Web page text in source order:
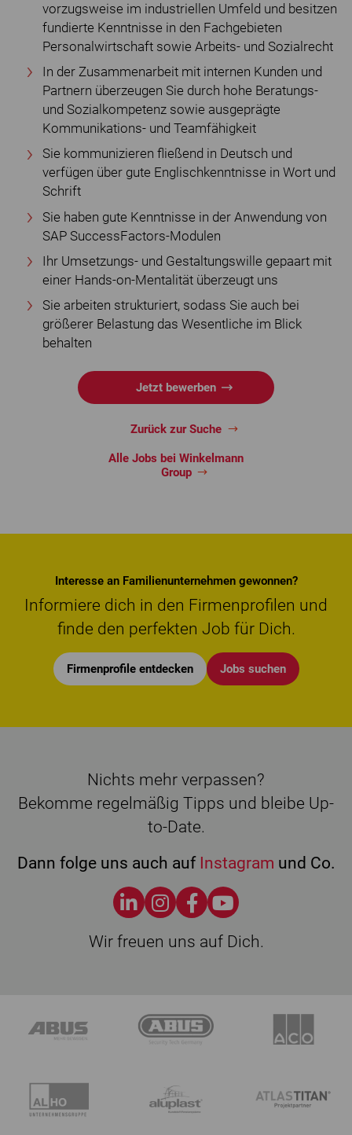
vorzugsweise im industriellen Umfeld und besitzen
fundierte Kenntnisse in den Fachgebieten
Personalwirtschaft sowie Arbeits- und Sozialrecht
In der Zusammenarbeit mit internen Kunden und
Partnern überzeugen Sie durch hohe Beratungs-
und Sozialkompetenz sowie ausgeprägte
Kommunikations- und Teamfähigkeit
Sie kommunizieren fließend in Deutsch und
verfügen über gute Englischkenntnisse in Wort und
Schrift
Sie haben gute Kenntnisse in der Anwendung von
SAP SuccessFactors-Modulen
Ihr Umsetzungs- und Gestaltungswille gepaart mit
einer Hands-on-Mentalität überzeugt uns
Sie arbeiten strukturiert, sodass Sie auch bei
größerer Belastung das Wesentliche im Blick
behalten
Jetzt bewerben
Zurück zur Suche
Alle Jobs bei Winkelmann
Group
Interesse an Familienunternehmen gewonnen?
Informiere dich in den Firmenprofilen und
finde den perfekten Job für Dich.
Firmenprofile entdecken Jobs suchen
Nichts mehr verpassen?
Bekomme regelmäßig Tipps und bleibe Up-
to-Date.
Dann folge uns auch auf Instagram und Co.
Wir freuen uns auf Dich.